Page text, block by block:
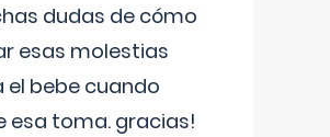
dudas de cómo
esas molestias
el bebe cuando
esa toma. gracias!